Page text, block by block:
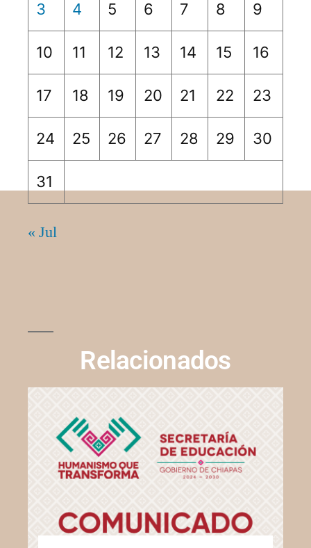
3 4 5 6 7 8 9
10 11 12 13 14 15 16
17 18 19 20 21 22 23
24 25 26 27 28 29 30
31
« Jul
Relacionados